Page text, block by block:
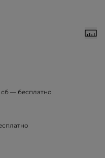
сб — бесплатно